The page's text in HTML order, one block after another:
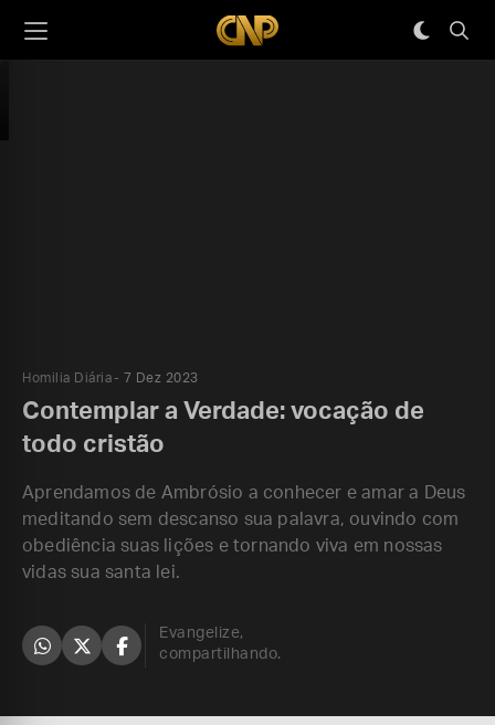
Homilia Diária 7 Dez 2023
Contemplar a Verdade: vocação de
todo cristão
Aprendamos de Ambrósio a conhecer e amar a Deus
meditando sem descanso sua palavra, ouvindo com
obediência suas lições e tornando viva em nossas
vidas sua santa lei.
Evangelize,
compartilhando.